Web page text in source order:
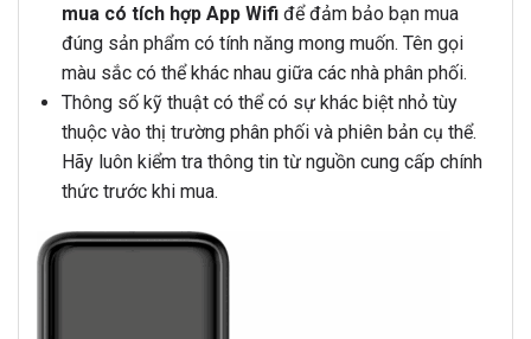
mua có tích hợp App Wifiđể đảm bảo bạn mua
đúng sản phẩm có tính năng mong muốn. Tên gọi
màu sắc có thể khác nhau giữa các nhà phân phối.
Thông số kỹ thuật có thể có sự khác biệt nhỏ tùy
thuộc vào thị trường phân phối và phiên bản cụ thể.
Hãy luôn kiểm tra thông tin từ nguồn cung cấp chính
thức trước khi mua.